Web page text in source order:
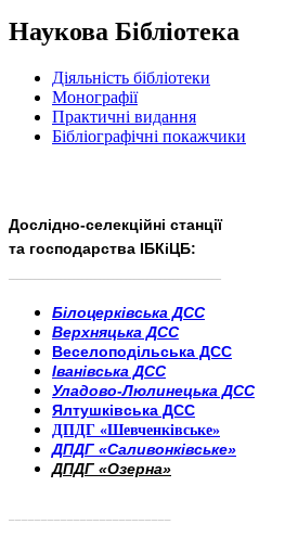
Наукова Бібліотека
Діяльність бібліотеки
Монографії
Практичні видання
Бібліографічні покажчики
Дослідно-селекційні станції
та господарства ІБКіЦБ:
Білоцерківська ДСС
Верхняцька ДСС
Веселоподільська ДСС
Іванівська ДСС
Уладово-Люлинецька ДСС
Ялтушківська ДСС
ДПДГ «Шевченківське»
ДПДГ «Саливонківське»
ДПДГ «Озерна»